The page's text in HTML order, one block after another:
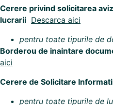
Cerere privind solicitarea
lucrarii Descarca aici
pentru toate tipurile de
Borderou de inaintare
aici
Cerere de Solicitare
pentru toate tipurile de